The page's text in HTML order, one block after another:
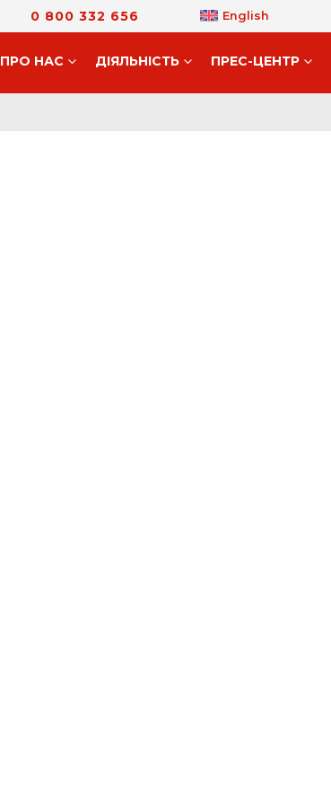
0 800 332 656 English
ПРО НАС ДIЯЛЬНIСТЬ ПРЕС-ЦЕНТР